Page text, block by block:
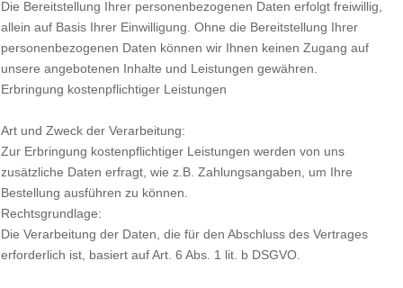
Die Bereitstellung Ihrer personenbezogenen Daten erfolgt freiwillig,
allein auf Basis Ihrer Einwilligung. Ohne die Bereitstellung Ihrer
personenbezogenen Daten können wir Ihnen keinen Zugang auf
unsere angebotenen Inhalte und Leistungen gewähren.
Erbringung kostenpflichtiger Leistungen
Art und Zweck der Verarbeitung:
Zur Erbringung kostenpflichtiger Leistungen werden von uns
zusätzliche Daten erfragt, wie z.B. Zahlungsangaben, um Ihre
Bestellung ausführen zu können.
Rechtsgrundlage:
Die Verarbeitung der Daten, die für den Abschluss des Vertrages
erforderlich ist, basiert auf Art. 6 Abs. 1 lit. b DSGVO.